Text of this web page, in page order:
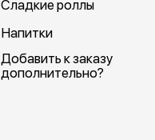
Сладкие роллы
Напитки
Добавить к заказу
дополнительно?